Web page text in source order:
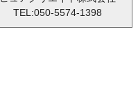
TEL:050-5574-1398